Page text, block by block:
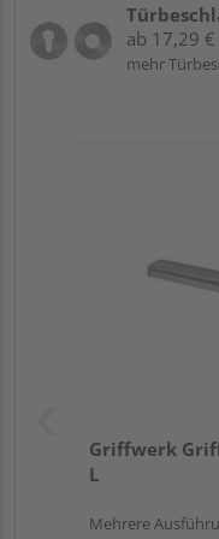
ab 17,29
mehr
Griffwerk
L
Mehrere